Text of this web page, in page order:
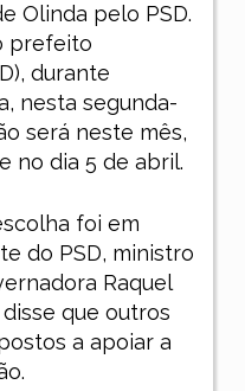
Olinda pelo PSD.
prefeito
durante
nesta segunda-
será neste mês,
no dia 5 de abril.
foi em
do PSD, ministro
Raquel
que outros
a apoiar a